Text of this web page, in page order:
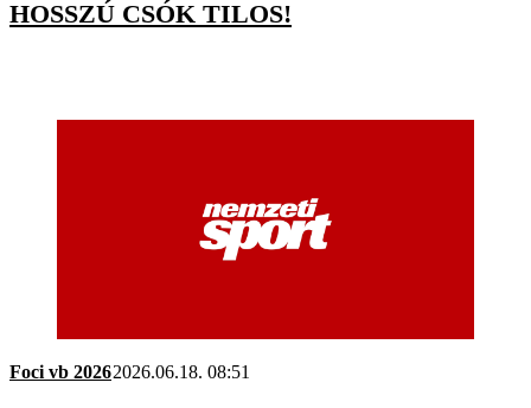
HOSSZÚ CSÓK TILOS!
Foci vb 20262026.06.18. 08:51